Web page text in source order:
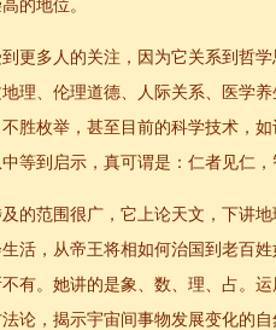
的地位。
更多人的关注，因为它关系到哲
理、伦理道德、人际关系、医学养
胜枚举，甚至目前的科学技术，
等到启示，真可谓是：仁者见仁，
及的范围很广，它上论天文，下讲
活，从帝王将相如何治国到老百
有。她讲的是象、数、理、占。
论，揭示宇宙间事物发展变化的